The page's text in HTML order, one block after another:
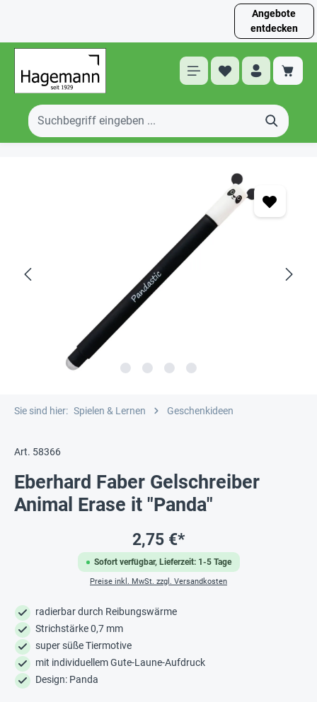
Angebote
entdecken
Sie sind hier: Spielen & Lernen Geschenkideen
Art. 58366
Eberhard Faber Gelschreiber
Animal Erase it "Panda"
Sofort verfügbar, Lieferzeit: 1-5 Tage
2,75 €*
Preise inkl. MwSt. zzgl. Versandkosten
radierbar durch Reibungswärme
Strichstärke 0,7 mm
super süße Tiermotive
mit individuellem Gute-Laune-Aufdruck
Design: Panda